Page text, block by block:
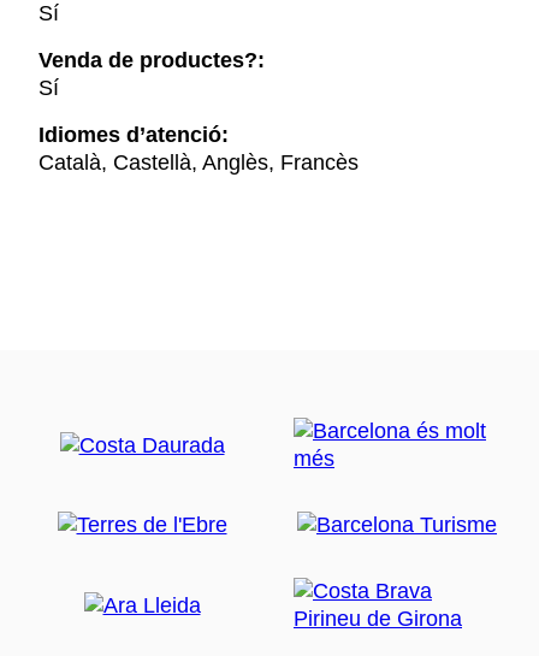
Sí
Venda de productes?:
Sí
Idiomes d’atenció:
Català, Castellà, Anglès, Francès